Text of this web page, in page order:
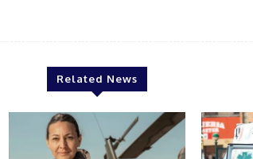
Related News